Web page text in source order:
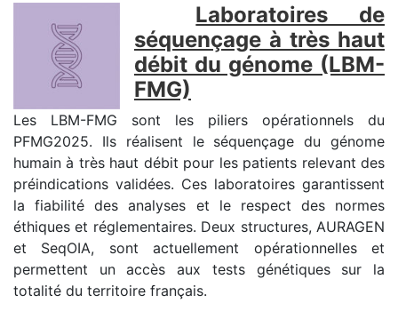
Laboratoires de
séquençage à très haut
débit du génome (LBM-
FMG)
Les LBM-FMG sont les piliers opérationnels du
PFMG2025. Ils réalisent le séquençage du génome
humain à très haut débit pour les patients relevant des
préindications validées. Ces laboratoires garantissent
la fiabilité des analyses et le respect des normes
éthiques et réglementaires. Deux structures, AURAGEN
et SeqOIA, sont actuellement opérationnelles et
permettent un accès aux tests génétiques sur la
totalité du territoire français.